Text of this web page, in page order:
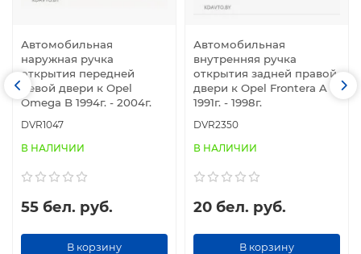
Автомобильная
наружная ручка
открытия передней
левой двери к Opel
Omega B 1994г. - 2004г.
DVR1047
В НАЛИЧИИ
55 бел. руб.
В корзину
Автомобильная
внутренняя ручка
открытия задней правой
двери к Opel Frontera A
1991г. - 1998г.
DVR2350
В НАЛИЧИИ
20 бел. руб.
В корзину